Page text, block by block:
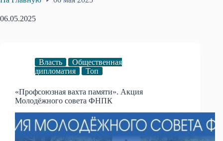
06.05.2025
Власть
Общественная
дипломатия
Топ
«Профсоюзная вахта памяти». Акция
Mолодёжного совета ФНПК